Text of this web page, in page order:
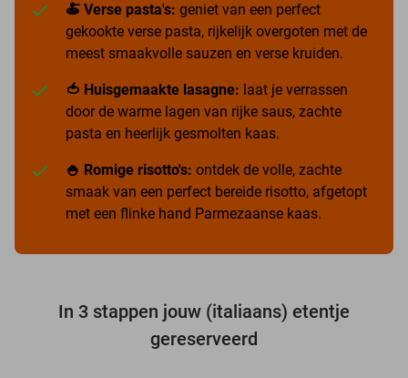
🍝 Verse pasta's: geniet van een perfect
gekookte verse pasta, rijkelijk overgoten met de
meest smaakvolle sauzen en verse kruiden.
🍅 Huisgemaakte lasagne: laat je verrassen
door de warme lagen van rijke saus, zachte
pasta en heerlijk gesmolten kaas.
🍚 Romige risotto's: ontdek de volle, zachte
smaak van een perfect bereide risotto, afgetopt
met een flinke hand Parmezaanse kaas.
In 3 stappen jouw (italiaans) etentje
gereserveerd